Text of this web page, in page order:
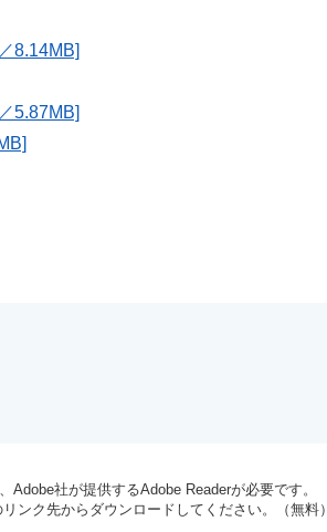
8.14MB]
5.87MB]
社が提供するAdobe Readerが必要です。
ンク先からダウンロードしてください。（無料）